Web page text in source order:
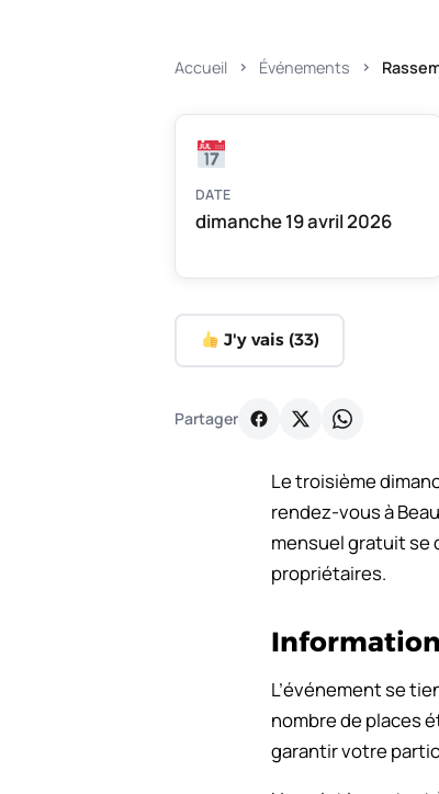
Accueil Événements
DATE
dimanche 19 avril 2026
J'y vais (33)
Partager
Le troisième
rendez-vous à
mensuel gratuit se
propriétaires.
L’événement se
nombre de places
garantir votre